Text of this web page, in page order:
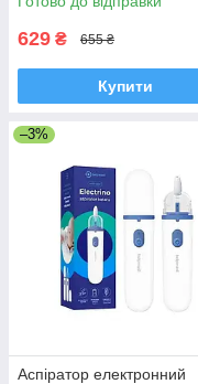
12 років, Польща
629 ₴ 655 ₴
Купити
–3%
Аспіратор електронний